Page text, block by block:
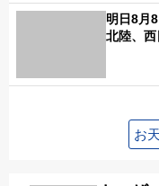
明日8月
北陸、
お